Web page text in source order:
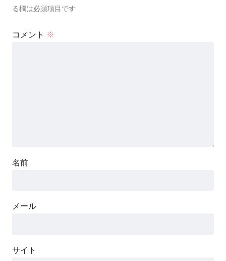
る欄は必須項目です
コメント ※
名前
メール
サイト